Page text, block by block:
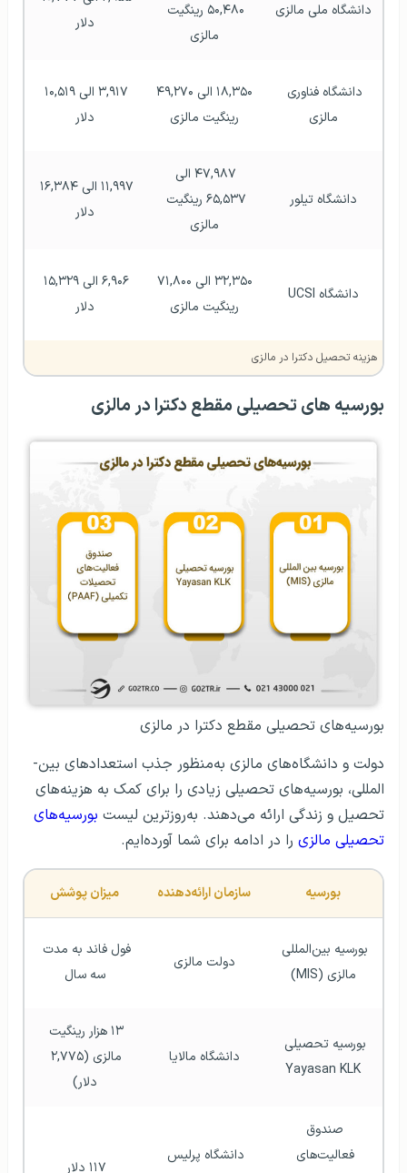
دانشگاه ملی مالزی
مالزی
دلار
مالزی
رینگیت مالزی
دلار
دانشگاه تیلور
مالزی
دلار
دانشگاه UCSI
رینگیت مالزی
دلار
هزینه تحصیل دکترا در مالزی
بورسیه های تحصیلی مقطع دکترا در مالزی
بورسیه‌های تحصیلی مقطع دکترا در مالزی
دولت و دانشگاه‌های مالزی به‌منظور جذب استعدادهای بین‌­
المللی، بورسیه‌های تحصیلی زیادی را برای کمک به هزینه‌های
تحصیل و زندگی ارائه می‌دهند. به‌روزترین لیست بورسیه‌های
تحصیلی مالزی را در ادامه برای شما آورده‌ایم.
بورسیه سازمان ارائه‌دهنده میزان پوشش
مالزی (MIS)
دولت مالزی
سه سال
Yayasan KLK
دانشگاه مالایا
دلار)
۱۱۷ دلار